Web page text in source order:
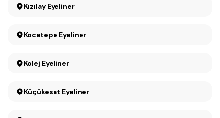
Kızılay Eyeliner
Kocatepe Eyeliner
Kolej Eyeliner
Küçükesat Eyeliner